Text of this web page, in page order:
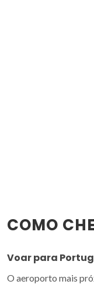
COMO
Voar para
O aeroporto mais